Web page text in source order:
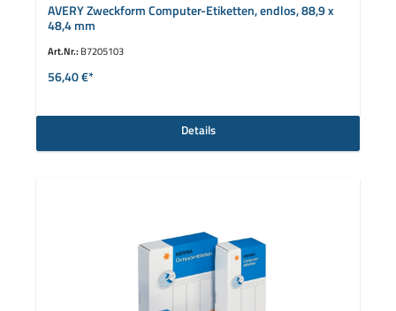
AVERY Zweckform Computer-Etiketten, endlos, 88,9 x
48,4 mm
Art.Nr.: B7205103
56,40 €*
Details